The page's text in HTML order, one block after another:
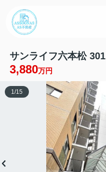
サンライフ六本松 301
3,880万円
1 /15